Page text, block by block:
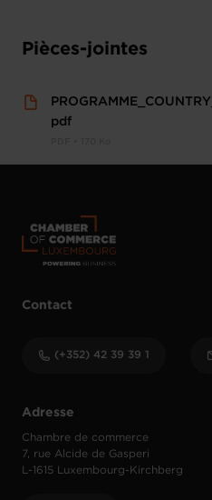
Pièces-jointes
pdf
Adresse
Chambre de commerce
7, rue Alcide de Gasperi
L-1615 Luxembourg-Kirchberg
Contact
(+352) 42 39 39 1